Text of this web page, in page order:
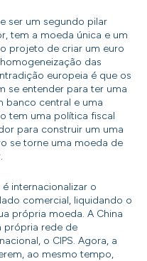
ser um segundo pilar
tem a moeda única e um
projeto de criar um euro
das
europeia é que os
se entender para ter uma
banco central e uma
tem uma política fiscal
para construir um uma
se torne uma moeda de
internacionalizar o
comercial, liquidando o
própria moeda. A China
própria rede de
o CIPS. Agora, a
ao mesmo tempo,